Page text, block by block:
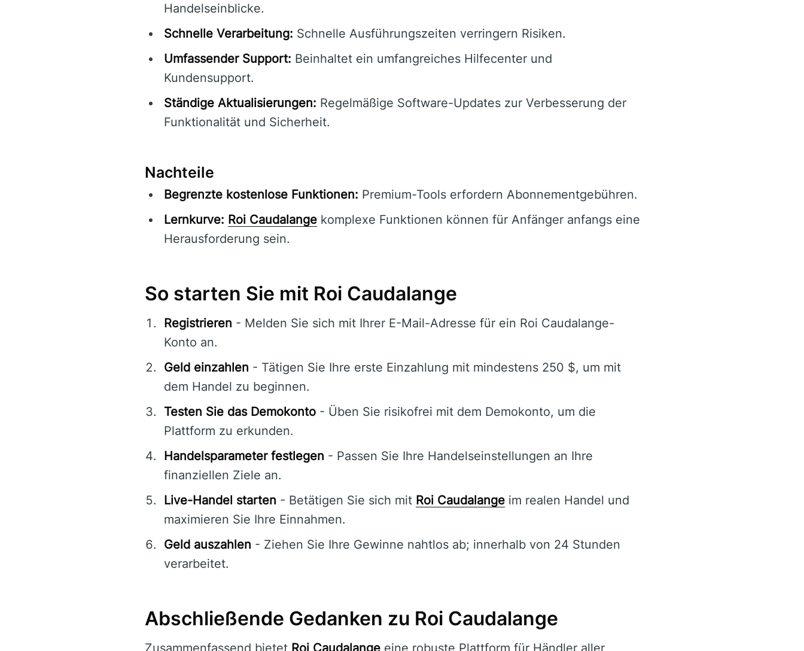
Handelseinblicke.
Schnelle Verarbeitung: Schnelle Ausführungszeiten verringern Risiken.
Umfassender Support: Beinhaltet ein umfangreiches Hilfecenter und
Kundensupport.
Ständige Aktualisierungen: Regelmäßige Software-Updates zur Verbesserung der
Funktionalität und Sicherheit.
Nachteile
Begrenzte kostenlose Funktionen: Premium-Tools erfordern Abonnementgebühren.
Lernkurve: Roi Caudalange komplexe Funktionen können für Anfänger anfangs eine
Herausforderung sein.
So starten Sie mit Roi Caudalange
Registrieren - Melden Sie sich mit Ihrer E-Mail-Adresse für ein Roi Caudalange-
Konto an.
Geld einzahlen - Tätigen Sie Ihre erste Einzahlung mit mindestens 250 $, um mit
dem Handel zu beginnen.
Testen Sie das Demokonto - Üben Sie risikofrei mit dem Demokonto, um die
Plattform zu erkunden.
Handelsparameter festlegen - Passen Sie Ihre Handelseinstellungen an Ihre
finanziellen Ziele an.
Live-Handel starten - Betätigen Sie sich mit Roi Caudalange im realen Handel und
maximieren Sie Ihre Einnahmen.
Geld auszahlen - Ziehen Sie Ihre Gewinne nahtlos ab; innerhalb von 24 Stunden
verarbeitet.
Abschließende Gedanken zu Roi Caudalange
Zusammenfassend bietet Roi Caudalange eine robuste Plattform für Händler aller